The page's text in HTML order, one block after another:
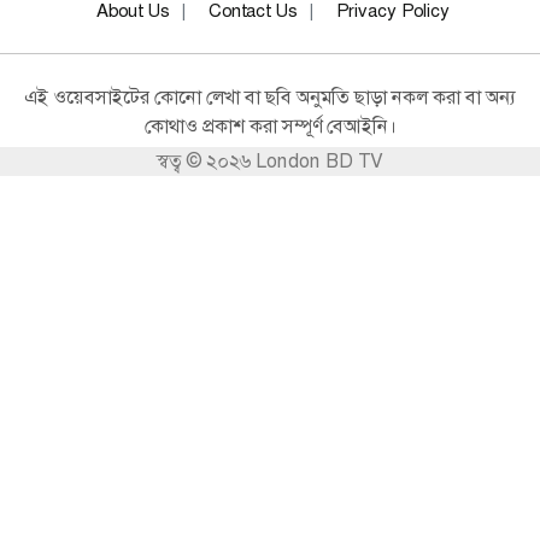
সম্পদ: পটুয়াখালীতে আ’লীগ নেতার বিরুদ্ধে
সড়ক মহাসড়কের পাশে পশুর হাট ও লক্কর
ঝক্কর বাস চলবে না : পটুয়াখালীর ডিসি
About Us Contact Us Privacy Policy
এই ওয়েবসাইটের কোনো লেখা বা ছবি অনুমতি ছাড়া নকল করা বা অন্য
কোথাও প্রকাশ করা সম্পূর্ণ বেআইনি।
স্বত্ব © ২০২৬ London BD TV